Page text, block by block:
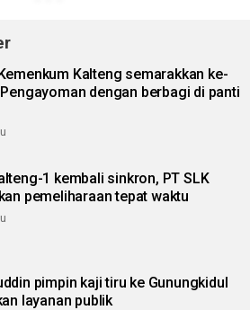
Kalteng semarakkan ke-
dengan berbagi di panti
1 kembali sinkron, PT SLK
pemeliharaan tepat waktu
pimpin kaji tiru ke Gunungkidul
layanan publik